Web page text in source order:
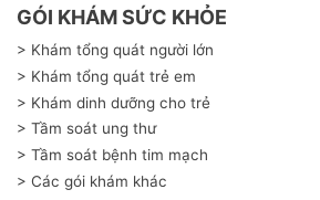
GÓI KHÁM SỨC KHỎE
> Khám tổng quát người lớn
> Khám tổng quát trẻ em
> Khám dinh dưỡng cho trẻ
> Tầm soát ung thư
> Tầm soát bệnh tim mạch
> Các gói khám khác